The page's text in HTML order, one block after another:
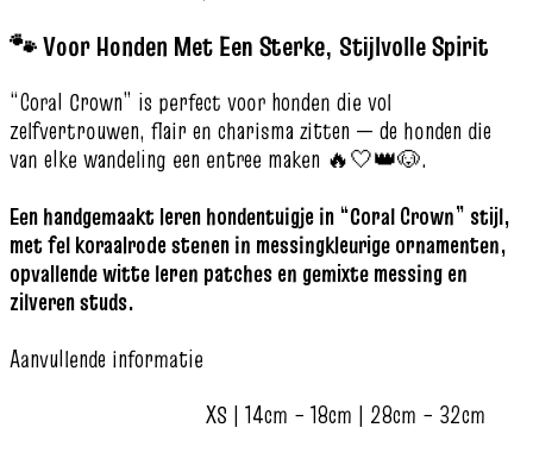
🐾 Voor Honden Met Een Sterke, Stijlvolle Spirit
“Coral Crown” is perfect voor honden die vol
zelfvertrouwen, flair en charisma zitten — de honden die
van elke wandeling een entree maken 🔥🤍👑🐶.
Een handgemaakt leren hondentuigje in “Coral Crown” stijl,
met fel koraalrode stenen in messingkleurige ornamenten,
opvallende witte leren patches en gemixte messing en
zilveren studs.
Aanvullende informatie
XS | 14cm – 18cm | 28cm – 32cm